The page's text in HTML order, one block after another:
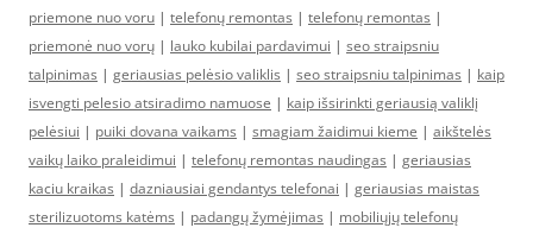
priemone nuo voru | telefonų remontas | telefonų remontas |
priemonė nuo vorų | lauko kubilai pardavimui | seo straipsniu
talpinimas | geriausias pelėsio valiklis | seo straipsniu talpinimas | kaip
isvengti pelesio atsiradimo namuose | kaip išsirinkti geriausią valiklį
pelėsiui | puiki dovana vaikams | smagiam žaidimui kieme | aikštelės
vaikų laiko praleidimui | telefonų remontas naudingas | geriausias
kaciu kraikas | dazniausiai gendantys telefonai | geriausias maistas
sterilizuotoms katėms | padangų žymėjimas | mobiliųjų telefonų